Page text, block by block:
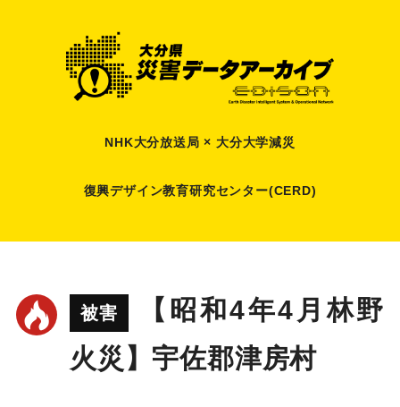
NHK大分放送局 × 大分大学減災
復興デザイン教育研究センター(CERD)
被害
【昭和4年4月林野
火災】宇佐郡津房村